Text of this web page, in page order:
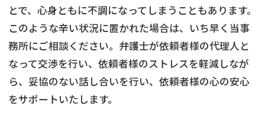
とで、心身ともに不調になってしまうこともあります。
このような辛い状況に置かれた場合は、いち早く当事
務所にご相談ください。弁護士が依頼者様の代理人と
なって交渉を行い、依頼者様のストレスを軽減しなが
ら、妥協のない話し合いを行い、依頼者様の心の安心
をサポートいたします。